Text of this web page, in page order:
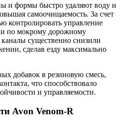
и формы быстро удаляют воду и
самоочищаемость. За счет
контролировать управление
по мокрому дорожному
существенно снизили
сделав езду максимально
добавок в резиновую смесь,
что способствовало
и управляемости.
Avon Venom-R